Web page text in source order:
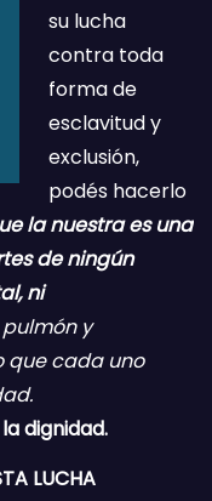
su lucha
contra toda
forma de
esclavitud y
exclusión,
podés hacerlo
la nuestra es una
de ningún
ni
y
que cada uno
dignidad.
LUCHA